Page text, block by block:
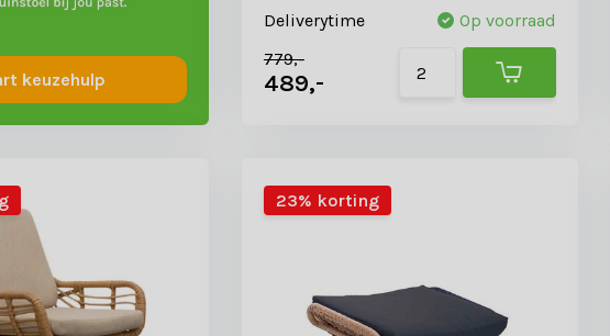
keuzehulp
Deliverytime
Op voorraad
779,-
489,-
23% korting